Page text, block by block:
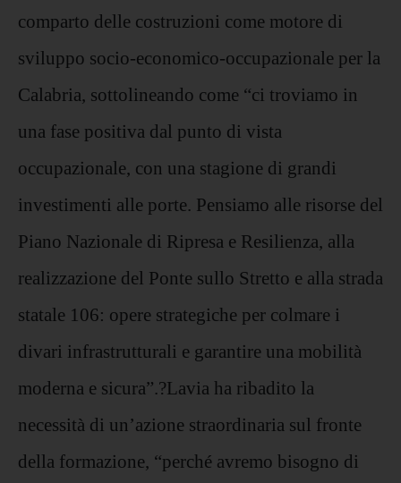
comparto delle costruzioni come motore di
sviluppo socio-economico-occupazionale per la
Calabria, sottolineando come “ci troviamo in
una fase positiva dal punto di vista
occupazionale, con una stagione di grandi
investimenti alle porte. Pensiamo alle risorse del
Piano Nazionale di Ripresa e Resilienza, alla
realizzazione del Ponte sullo Stretto e alla strada
statale 106: opere strategiche per colmare i
divari infrastrutturali e garantire una mobilità
moderna e sicura”.?Lavia ha ribadito la
necessità di un’azione straordinaria sul fronte
della formazione, “perché avremo bisogno di